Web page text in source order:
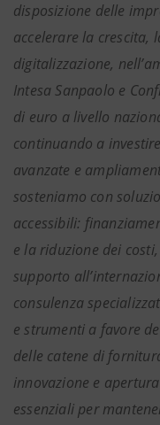
disposizione delle
accelerare la crescita,
digitalizzazione,
Intesa Sanpaolo e
di euro a livello
continuando a
avanzate e
sosteniamo con
accessibili:
e la riduzione dei
supporto
consulenza
e strumenti a favore
delle catene di
innovazione e
essenziali per